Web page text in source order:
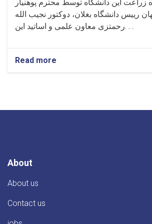
زراعت این دانشگاه توسط محترم پوهنیار
رییس دانشگاه بغلان، دوکتور نجیب الله
رحمتزی معاون علمی و اساتید این. . .
Read more
معرفی
زراعت
About
About us
Contact us